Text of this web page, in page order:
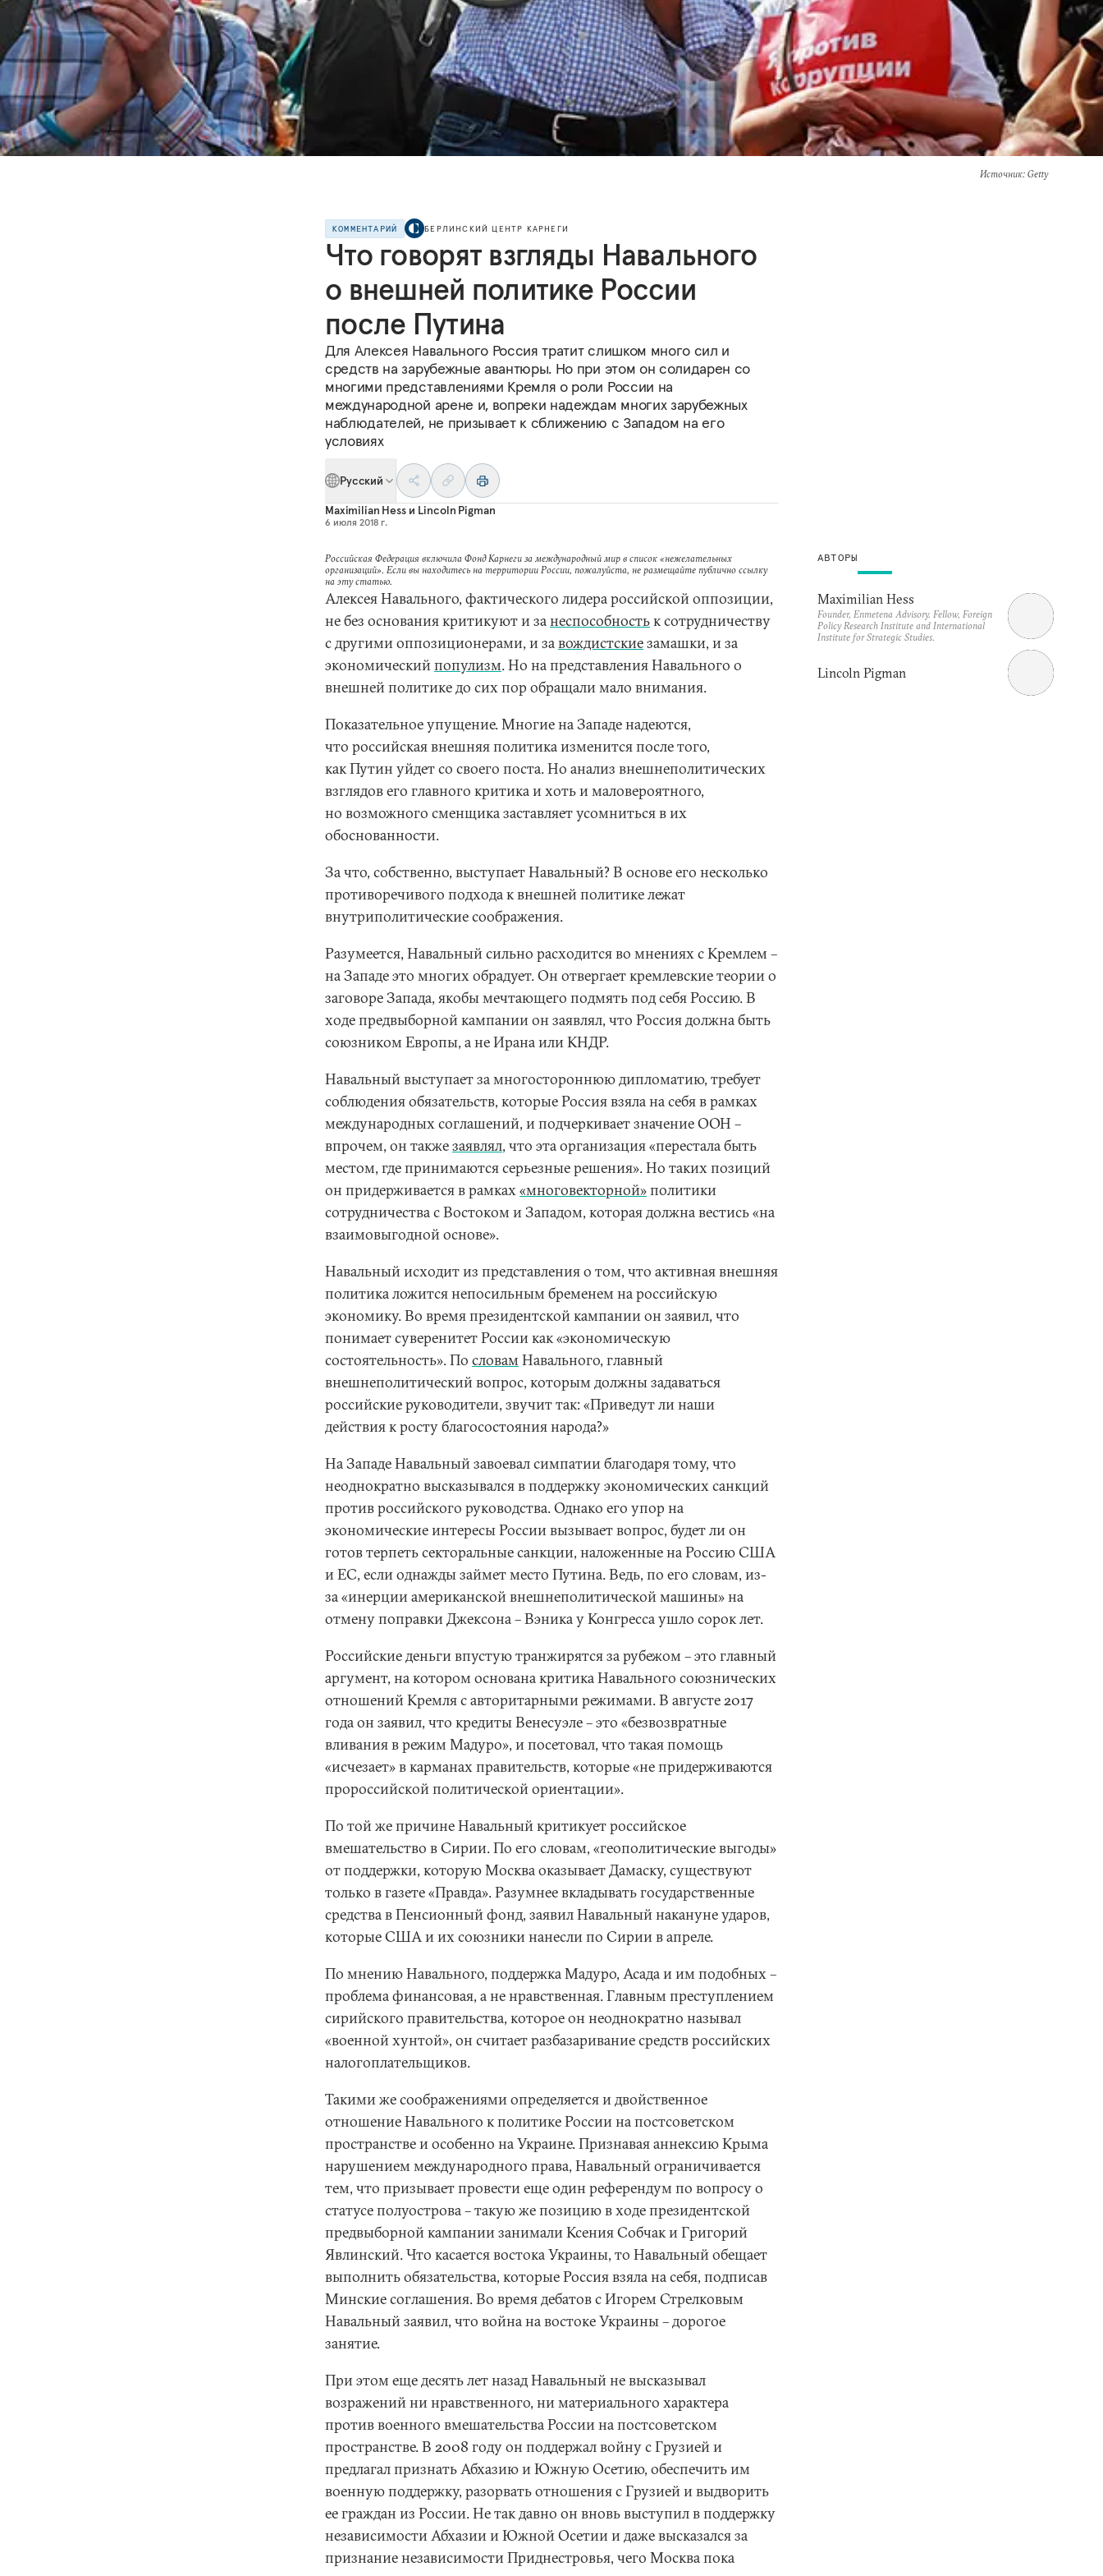
Источник: Getty
КОММЕНТАРИЙ БЕРЛИНСКИЙ ЦЕНТР КАРНЕГИ
Что говорят взгляды Навального
о внешней политике России
после Путина
Для Алексея Навального Россия тратит слишком много сил и
средств на зарубежные авантюры. Но при этом он солидарен со
многими представлениями Кремля о роли России на
международной арене и, вопреки надеждам многих зарубежных
наблюдателей, не призывает к сближению с Западом на его
условиях
Русский
Maximilian Hessи Lincoln Pigman
6 июля 2018 г.
Российская Федерация включила Фонд Карнеги за международный мир в список «нежелательных
организаций». Если вы находитесь на территории России, пожалуйста, не размещайте публично ссылку
на эту статью.
Алексея Навального, фактического лидера российской оппозиции,
не без основания критикуют и занеспособностьк сотрудничеству
с другими оппозиционерами, и завождистскиезамашки, и за
экономическийпопулизм. Но на представления Навального о
внешней политике до сих пор обращали мало внимания.
Показательное упущение. Многие на Западе надеются,
что российская внешняя политика изменится после того,
как Путин уйдет со своего поста. Но анализ внешнеполитических
взглядов его главного критика и хоть и маловероятного,
но возможного сменщика заставляет усомниться в их
обоснованности.
За что, собственно, выступает Навальный? В основе его несколько
противоречивого подхода к внешней политике лежат
внутриполитические соображения.
Разумеется, Навальный сильно расходится во мнениях с Кремлем –
на Западе это многих обрадует. Он отвергает кремлевские теории о
заговоре Запада, якобы мечтающего подмять под себя Россию. В
ходе предвыборной кампании он заявлял, что Россия должна быть
союзником Европы, а не Ирана или КНДР.
Навальный выступает за многостороннюю дипломатию, требует
соблюдения обязательств, которые Россия взяла на себя в рамках
международных соглашений, и подчеркивает значение ООН –
впрочем, он такжезаявлял, что эта организация «перестала быть
местом, где принимаются серьезные решения». Но таких позиций
он придерживается в рамках«многовекторной»политики
сотрудничества с Востоком и Западом, которая должна вестись «на
взаимовыгодной основе».
Навальный исходит из представления о том, что активная внешняя
политика ложится непосильным бременем на российскую
экономику. Во время президентской кампании он заявил, что
понимает суверенитет России как «экономическую
состоятельность». По словам Навального, главный
внешнеполитический вопрос, которым должны задаваться
российские руководители, звучит так: «Приведут ли наши
действия к росту благосостояния народа?»
На Западе Навальный завоевал симпатии благодаря тому, что
неоднократно высказывался в поддержку экономических санкций
против российского руководства. Однако его упор на
экономические интересы России вызывает вопрос, будет ли он
готов терпеть секторальные санкции, наложенные на Россию США
и ЕС, если однажды займет место Путина. Ведь, по его словам, из-
за «инерции американской внешнеполитической машины» на
отмену поправки Джексона – Вэника у Конгресса ушло сорок лет.
Российские деньги впустую транжирятся за рубежом – это главный
аргумент, на котором основана критика Навального союзнических
отношений Кремля с авторитарными режимами. В августе 2017
года он заявил, что кредиты Венесуэле – это «безвозвратные
вливания в режим Мадуро», и посетовал, что такая помощь
«исчезает» в карманах правительств, которые «не придерживаются
пророссийской политической ориентации».
По той же причине Навальный критикует российское
вмешательство в Сирии. По его словам, «геополитические выгоды»
от поддержки, которую Москва оказывает Дамаску, существуют
только в газете «Правда». Разумнее вкладывать государственные
средства в Пенсионный фонд, заявил Навальный накануне ударов,
которые США и их союзники нанесли по Сирии в апреле.
По мнению Навального, поддержка Мадуро, Асада и им подобных –
проблема финансовая, а не нравственная. Главным преступлением
сирийского правительства, которое он неоднократно называл
«военной хунтой», он считает разбазаривание средств российских
налогоплательщиков.
Такими же соображениями определяется и двойственное
отношение Навального к политике России на постсоветском
пространстве и особенно на Украине. Признавая аннексию Крыма
нарушением международного права, Навальный ограничивается
тем, что призывает провести еще один референдум по вопросу о
статусе полуострова – такую же позицию в ходе президентской
предвыборной кампании занимали Ксения Собчак и Григорий
Явлинский. Что касается востока Украины, то Навальный обещает
выполнить обязательства, которые Россия взяла на себя, подписав
Минские соглашения. Во время дебатов с Игорем Стрелковым
Навальный заявил, что война на востоке Украины – дорогое
занятие.
При этом еще десять лет назад Навальный не высказывал
возражений ни нравственного, ни материального характера
против военного вмешательства России на постсоветском
пространстве. В 2008 году он поддержал войну с Грузией и
предлагал признать Абхазию и Южную Осетию, обеспечить им
военную поддержку, разорвать отношения с Грузией и выдворить
ее граждан из России. Не так давно он вновь выступил в поддержку
независимости Абхазии и Южной Осетии и даже высказался за
признание независимости Приднестровья, чего Москва пока
АВТОРЫ
Maximilian Hess
Founder, Enmetena Advisory. Fellow, Foreign
Policy Research Institute and International
Institute for Strategic Studies.
Lincoln Pigman